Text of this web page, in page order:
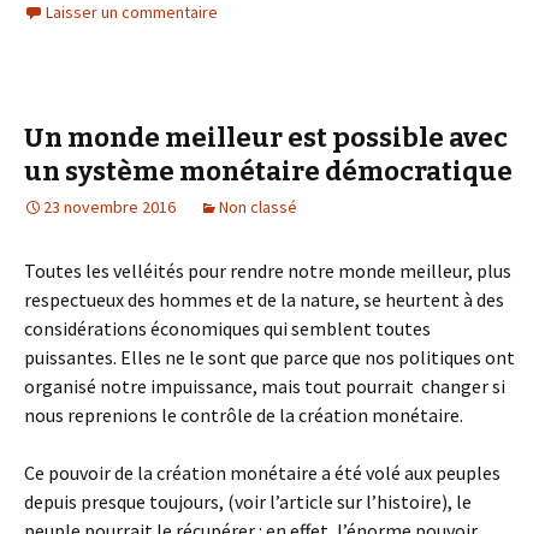
Laisser un commentaire
Un monde meilleur est possible avec
un système monétaire démocratique
23 novembre 2016 Non classé
Toutes les velléités pour rendre notre monde meilleur, plus
respectueux des hommes et de la nature, se heurtent à des
considérations économiques qui semblent toutes
puissantes. Elles ne le sont que parce que nos politiques ont
organisé notre impuissance, mais tout pourrait changer si
nous reprenions le contrôle de la création monétaire.
Ce pouvoir de la création monétaire a été volé aux peuples
depuis presque toujours, (voir l’article sur l’histoire), le